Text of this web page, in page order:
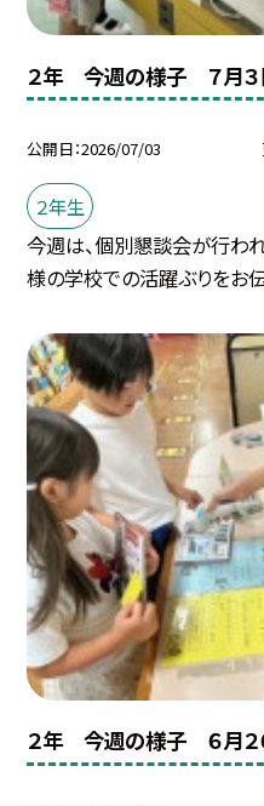
２年 今週の様子 ７月３
公開日 2026/07/03
２年生
今週は、個別懇談会が行わ
様の学校での活躍ぶりをお
２年 今週の様子 ６月２